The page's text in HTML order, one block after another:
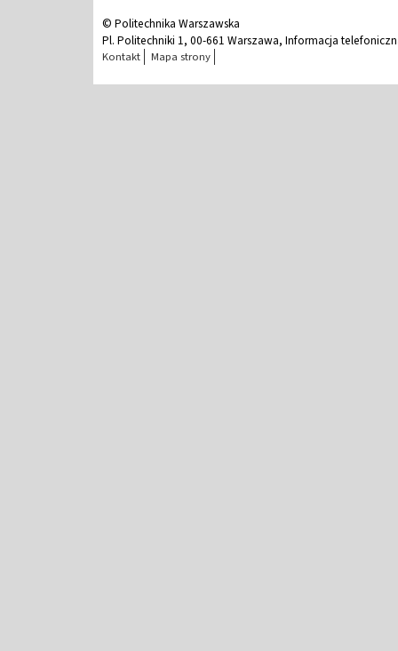
© Politechnika Warszawska
Pl. Politechniki 1, 00-661 Warszawa, Informacja
Kontakt Mapa strony